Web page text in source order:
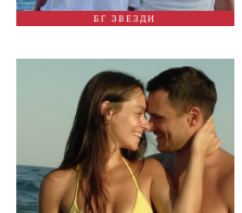
БГ ЗВЕЗДИ